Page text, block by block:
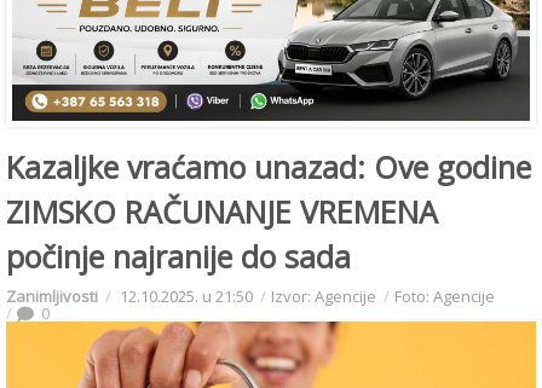
Kazaljke vraćamo unazad: Ove godine
ZIMSKO RAČUNANJE VREMENA
počinje najranije do sada
Zanimljivosti 12.10.2025. u 21:50 Izvor: Agencije Foto: Agencije
0